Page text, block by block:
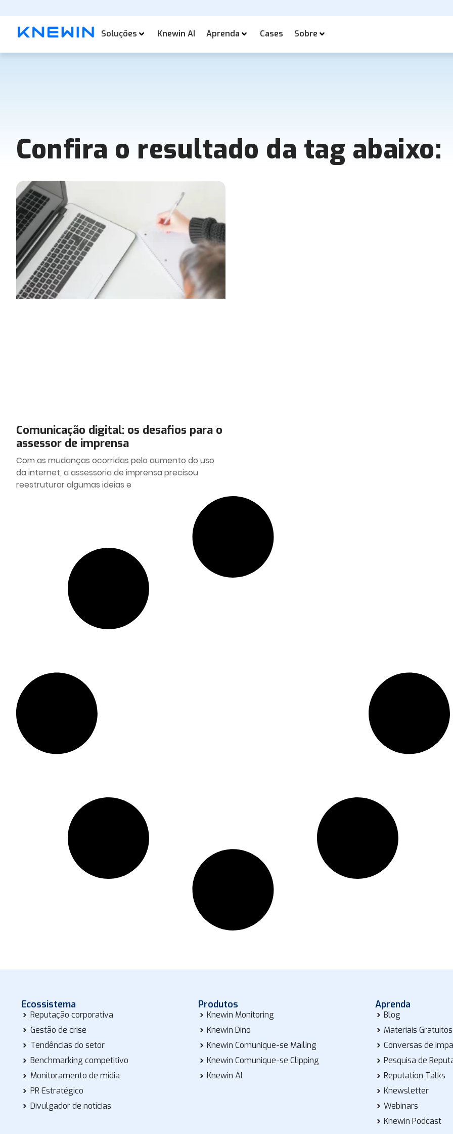
Soluções Knewin AI Aprenda Cases Sobre
Confira o resultado da tag abaixo:
Comunicação digital: os desafios para o
assessor de imprensa
Com as mudanças ocorridas pelo aumento do uso
da internet, a assessoria de imprensa precisou
reestruturar algumas ideias e
Ecossistema
Reputação corporativa
Gestão de crise
Tendências do setor
Benchmarking competitivo
Monitoramento de mídia
PR Estratégico
Divulgador de notícias
Produtos
Knewin Monitoring
Knewin Dino
Knewin Comunique-se Mailing
Knewin Comunique-se Clipping
Knewin AI
Aprenda
Blog
Materiais Gratuitos
Conversas de
Pesquisa de
Reputation Talks
Knewsletter
Webinars
Knewin Podcast